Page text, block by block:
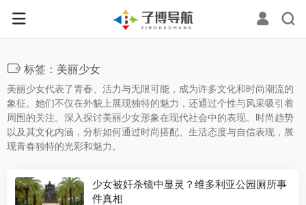
标签：美丽少女
美丽少女代表了青春、活力与无限可能，成为许多文化和时尚潮流的
象征。她们不仅在外貌上展现独特的魅力，还通过个性与风采吸引着
周围的关注。深入探讨美丽少女形象在现代社会中的表现、时尚趋势
以及其文化内涵，分析如何通过时尚搭配、生活态度与自信表现，展
现青春独特的光彩和魅力。
少女被奸杀镜中显灵？维多利亚公园厕所事
件真相